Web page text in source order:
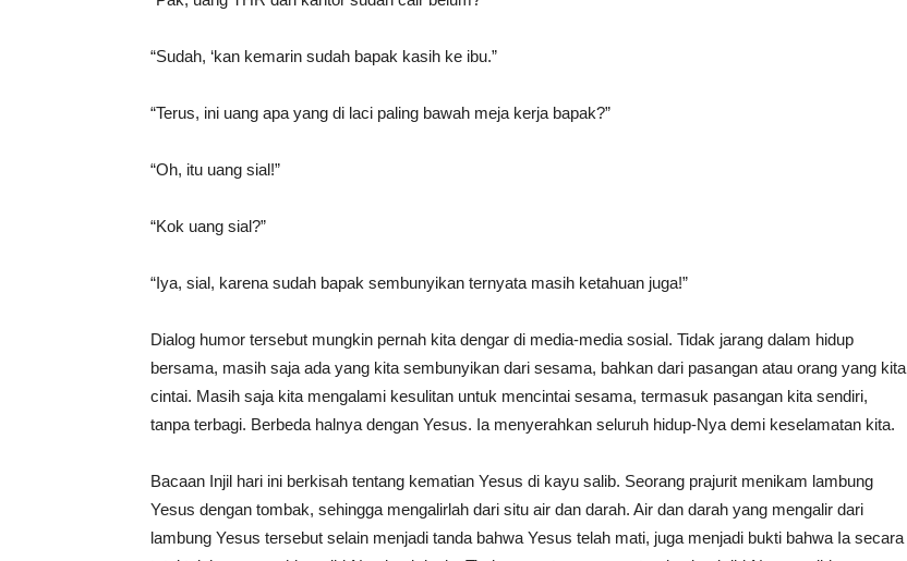
“Sudah, ‘kan kemarin sudah bapak kasih ke ibu.”
“Terus, ini uang apa yang di laci paling bawah meja kerja bapak?”
“Oh, itu uang sial!”
“Kok uang sial?”
“Iya, sial, karena sudah bapak sembunyikan ternyata masih ketahuan juga!”
Dialog humor tersebut mungkin pernah kita dengar di media-media sosial. Tidak jarang dalam hidup
bersama, masih saja ada yang kita sembunyikan dari sesama, bahkan dari pasangan atau orang yang kita
cintai. Masih saja kita mengalami kesulitan untuk mencintai sesama, termasuk pasangan kita sendiri,
tanpa terbagi. Berbeda halnya dengan Yesus. Ia menyerahkan seluruh hidup-Nya demi keselamatan kita.
Bacaan Injil hari ini berkisah tentang kematian Yesus di kayu salib. Seorang prajurit menikam lambung
Yesus dengan tombak, sehingga mengalirlah dari situ air dan darah. Air dan darah yang mengalir dari
lambung Yesus tersebut selain menjadi tanda bahwa Yesus telah mati, juga menjadi bukti bahwa Ia secara